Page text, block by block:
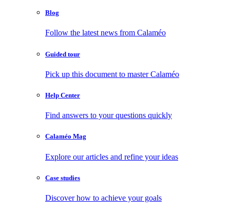
Blog
Follow the latest news from Calaméo
Guided tour
Pick up this document to master Calaméo
Help Center
Find answers to your questions quickly
Calaméo Mag
Explore our articles and refine your ideas
Case studies
Discover how to achieve your goals